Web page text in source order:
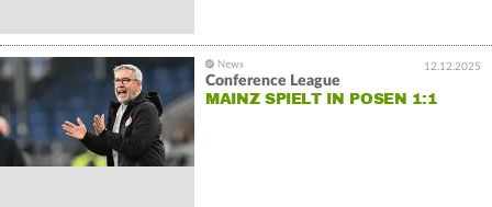
12.12.2025
Conference League
MAINZ SPIELT IN POSEN 1:1